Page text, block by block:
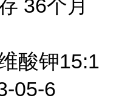
36个月
酸钾15:1
05-6